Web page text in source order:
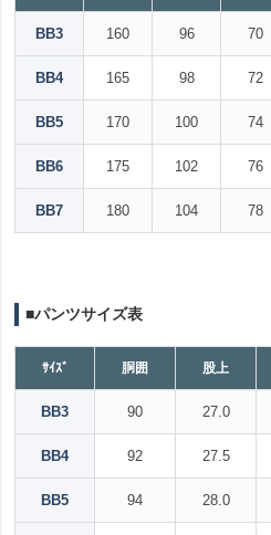
BB3 160 96 70
BB4 165 98 72
BB5 170 100 74
BB6 175 102 76
BB7 180 104 78
■パンツサイズ表
ｻｲｽﾞ 胴囲 股上
BB3 90 27.0
BB4 92 27.5
BB5 94 28.0